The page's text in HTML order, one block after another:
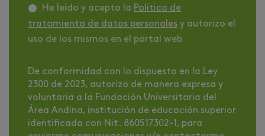
He leído y acepto la Política de
tratamiento de datos personales y autorizo el
uso de los mismos en el portal web
De conformidad con lo dispuesto en la Ley
2300 de 2023, autorizo de manera expresa y
voluntaria a la Fundación Universitaria del
Área Andina, institución de educación superior
identificada con Nit. 860517302-1, para